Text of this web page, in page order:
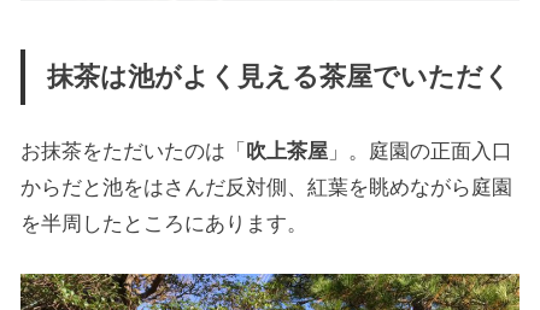
抹茶は池がよく見える茶屋でいただく
お抹茶をただいたのは「吹上茶屋 」。庭園の正面入口
からだと池をはさんだ反対側、紅葉を眺めながら庭園
を半周したところにあります。